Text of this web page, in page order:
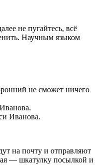
не пугайтесь, всё
Научным языком
не сможет ничего
Иванова.
на почту и отправляют
— шкатулку посылкой и